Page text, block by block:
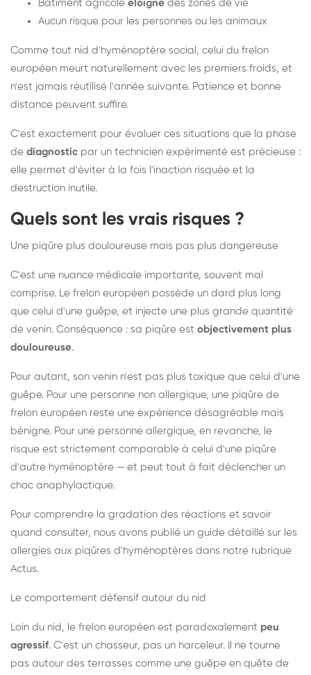
Bâtiment agricole éloigné des zones de vie
Aucun risque pour les personnes ou les animaux
Comme tout nid d'hyménoptère social, celui du frelon
européen meurt naturellement avec les premiers froids, et
n'est jamais réutilisé l'année suivante. Patience et bonne
distance peuvent suffire.
C'est exactement pour évaluer ces situations que la phase
de diagnostic par un technicien expérimenté est précieuse :
elle permet d'éviter à la fois l'inaction risquée et la
destruction inutile.
Quels sont les vrais risques ?
Une piqûre plus douloureuse mais pas plus dangereuse
C'est une nuance médicale importante, souvent mal
comprise. Le frelon européen possède un dard plus long
que celui d'une guêpe, et injecte une plus grande quantité
de venin. Conséquence : sa piqûre est objectivement plus
douloureuse.
Pour autant, son venin n'est pas plus toxique que celui d'une
guêpe. Pour une personne non allergique, une piqûre de
frelon européen reste une expérience désagréable mais
bénigne. Pour une personne allergique, en revanche, le
risque est strictement comparable à celui d'une piqûre
d'autre hyménoptère — et peut tout à fait déclencher un
choc anaphylactique.
Pour comprendre la gradation des réactions et savoir
quand consulter, nous avons publié un guide détaillé sur les
allergies aux piqûres d'hyménoptères dans notre rubrique
Actus.
Le comportement défensif autour du nid
Loin du nid, le frelon européen est paradoxalement peu
agressif. C'est un chasseur, pas un harceleur. Il ne tourne
pas autour des terrasses comme une guêpe en quête de